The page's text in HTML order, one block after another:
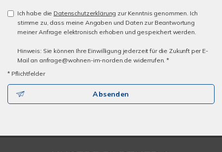
Ich habe die Datenschutzerklärung zur Kenntnis genommen. Ich
stimme zu, dass meine Angaben und Daten zur Beantwortung
meiner Anfrage elektronisch erhoben und gespeichert werden.
Hinweis: Sie können Ihre Einwilligung jederzeit für die Zukunft per E-
Mail an anfrage@wohnen-im-norden.de widerrufen. *
* Pflichtfelder
Absenden